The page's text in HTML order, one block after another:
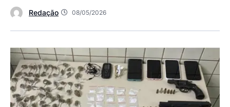
Redação 08/05/2026